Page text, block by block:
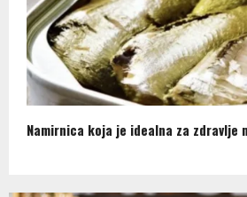
Namirnica koja je idealna za zdravlje